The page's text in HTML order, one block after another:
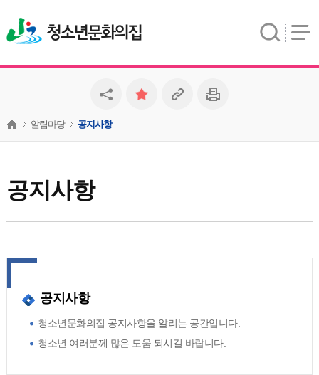
청소년문화의집
공지사항
알림마당 공지사항
공지사항
청소년문화의집 공지사항을 알리는 공간입니다.
청소년 여러분께 많은 도움 되시길 바랍니다.